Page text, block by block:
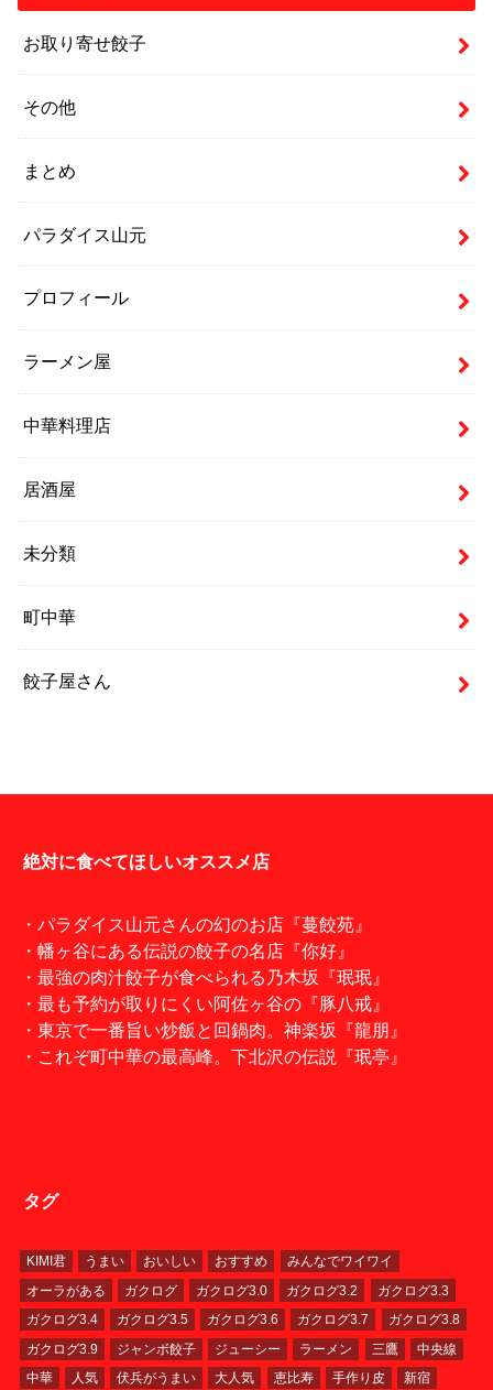
お取り寄せ餃子
その他
まとめ
パラダイス山元
プロフィール
ラーメン屋
中華料理店
居酒屋
未分類
町中華
餃子屋さん
絶対に食べてほしいオススメ店
・パラダイス山元さんの幻のお店『蔓餃苑』
・幡ヶ谷にある伝説の餃子の名店『你好』
・最強の肉汁餃子が食べられる乃木坂『珉珉』
・最も予約が取りにくい阿佐ヶ谷の『豚八戒』
・東京で一番旨い炒飯と回鍋肉。神楽坂『龍朋』
・これぞ町中華の最高峰。下北沢の伝説『珉亭』
タグ
KIMI君 うまい おいしい おすすめ
みんなでワイワイ
オーラがある
ガクログ ガクログ3.0 ガクログ3.2
ガクログ3.3
ガクログ3.4
ガクログ3.5 ガクログ3.6 ガクログ3.7
ガクログ3.8
ガクログ3.9
ジャンボ餃子 ジューシー ラーメン 三鷹
中央線
中華
人気 伏兵がうまい 大人気 恵比寿 手作り皮 新宿